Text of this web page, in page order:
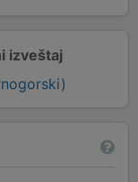
izveštaj